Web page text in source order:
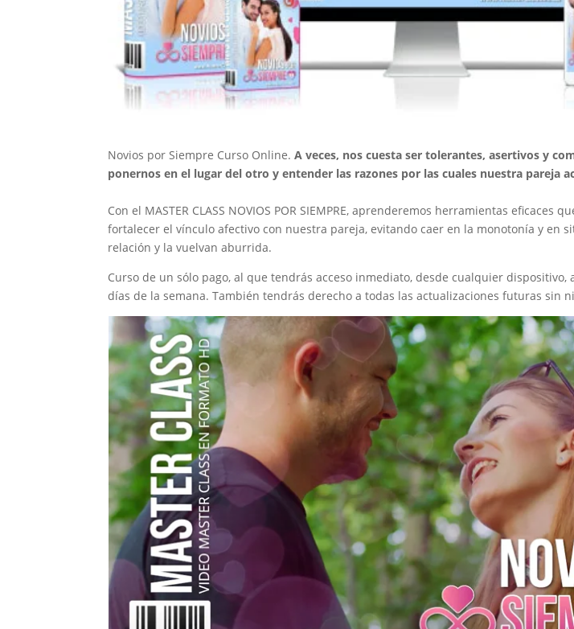
Novios por Siempre Curso Online.A veces, nos cuesta ser tolerantes, asertivos y
ponernos en el lugar del otro y entender las razones por las cuales nuestra pareja
Con el MASTER CLASS NOVIOS POR SIEMPRE, aprenderemos herramientas eficaces
fortalecer el vínculo afectivo con nuestra pareja, evitando caer en la monotonía y en
relación y la vuelvan aburrida.
Curso de un sólo pago, al que tendrás acceso inmediato, desde cualquier
días de la semana. También tendrás derecho a todas las actualizaciones futuras sin